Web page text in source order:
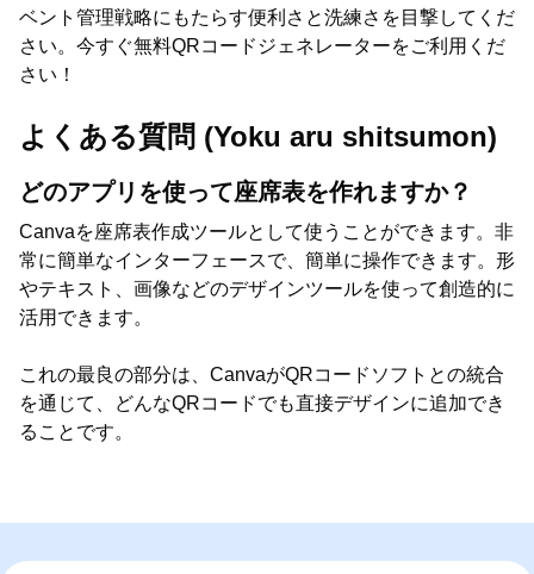
ベント管理戦略にもたらす便利さと洗練さを目撃してくだ
さい。今すぐ無料QRコードジェネレーターをご利用くだ
さい！
よくある質問 (Yoku aru shitsumon)
どのアプリを使って座席表を作れますか？
Canvaを座席表作成ツールとして使うことができます。非
常に簡単なインターフェースで、簡単に操作できます。形
やテキスト、画像などのデザインツールを使って創造的に
活用できます。
これの最良の部分は、CanvaがQRコードソフトとの統合
を通じて、どんなQRコードでも直接デザインに追加でき
ることです。